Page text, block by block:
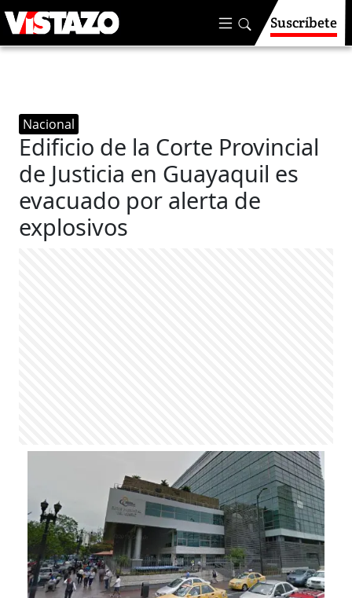
Suscríbete
Nacional
Edificio de la Corte Provincial
de Justicia en Guayaquil es
evacuado por alerta de
explosivos